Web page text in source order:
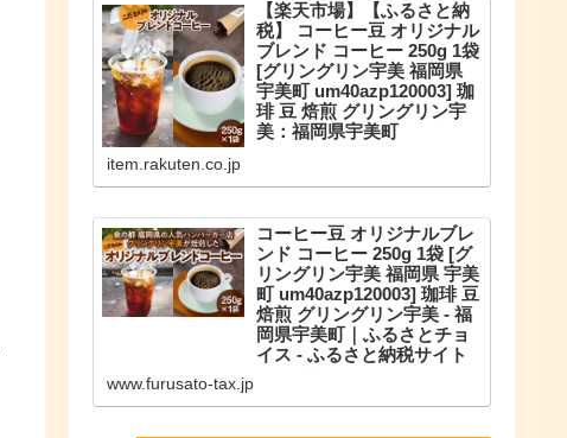
【楽天市場】【ふるさと納
税】 コーヒー豆 オリジナル
ブレンド コーヒー 250g 1袋
[グリングリン宇美 福岡県
宇美町 um40azp120003] 珈
琲 豆 焙煎 グリングリン宇
美：福岡県宇美町
ジナルブレンド コーヒー 250g 1袋
item.rakuten.co.jp
コーヒー豆 オリジナルブレ
ンド コーヒー 250g 1袋 [グ
リングリン宇美 福岡県 宇美
町 um40azp120003] 珈琲 豆
焙煎 グリングリン宇美 - 福
岡県宇美町｜ふるさとチョ
イス - ふるさと納税サイト
満載のふるさと納税No.1サイト
www.furusato-tax.jp